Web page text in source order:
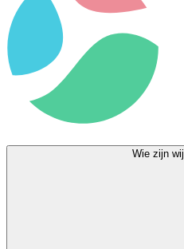
Wie zijn wij